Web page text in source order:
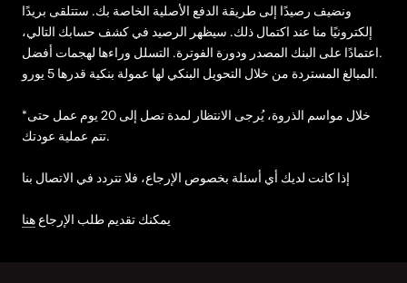
ونضيف رصيدًا إلى طريقة الدفع الأصلية الخاصة بك. ستتلقى بريدًا
إلكترونيًا منا عند اكتمال ذلك. سيظهر الرصيد في كشف حسابك التالي،
اعتمادًا على البنك المصدر ودورة الفوترة. التسلل وراءها لهجمات أفضل.
المبالغ المستردة من خلال التحويل البنكي لها عمولة بنكية قدرها 5 يورو.
*خلال مواسم الذروة، يُرجى الانتظار لمدة تصل إلى 20 يوم عمل حتى
تتم عملية عودتك.
إذا كانت لديك أي أسئلة بخصوص الإرجاع، فلا تتردد في الاتصال بنا
يمكنك تقديم طلب الإرجاع هنا